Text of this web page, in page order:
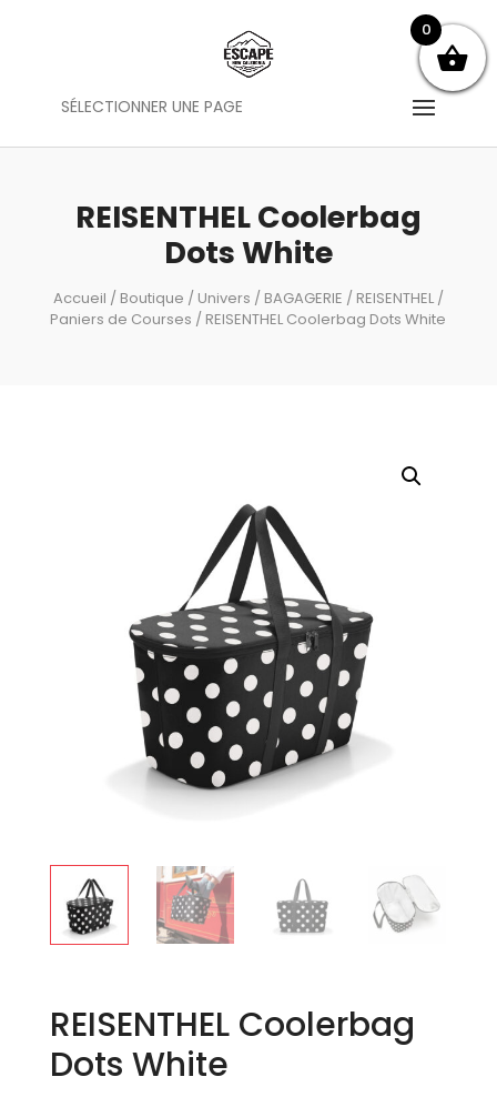
SÉLECTIONNER UNE PAGE
REISENTHEL Coolerbag
Dots White
Accueil / Boutique / Univers / BAGAGERIE / REISENTHEL/
Paniers de Courses / REISENTHEL Coolerbag Dots White
REISENTHEL Coolerbag
Dots White
0